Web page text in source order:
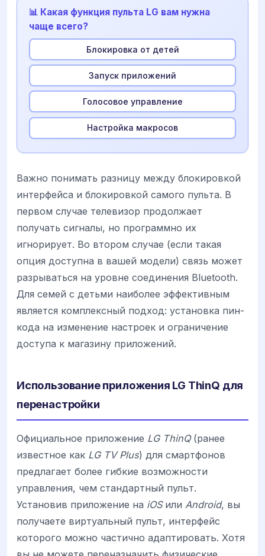
📊 Какая функция пульта LG вам нужна
чаще всего?
Блокировка от детей
Запуск приложений
Голосовое управление
Настройка макросов
Важно понимать разницу между блокировкой
интерфейса и блокировкой самого пульта. В
первом случае телевизор продолжает
получать сигналы, но программно их
игнорирует. Во втором случае (если такая
опция доступна в вашей модели) связь может
разрываться на уровне соединения Bluetooth.
Для семей с детьми наиболее эффективным
является комплексный подход: установка пин-
кода на изменение настроек и ограничение
доступа к магазину приложений.
Использование приложения LG ThinQ для
перенастройки
Официальное приложение LG ThinQ(ранее
известное как LG TV Plus) для смартфонов
предлагает более гибкие возможности
управления, чем стандартный пульт.
Установив приложение на iOSили Android, вы
получаете виртуальный пульт, интерфейс
которого можно частично адаптировать. Хотя